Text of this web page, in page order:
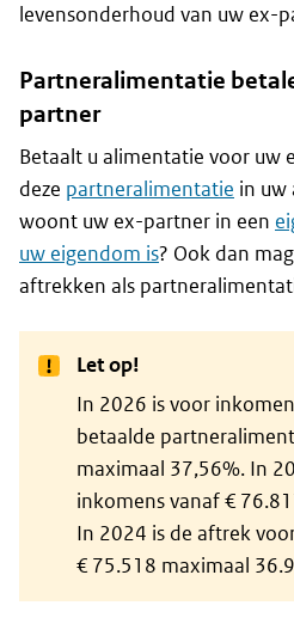
levensonderhoud van uw ex-
Partneralimentatie
partner
Betaalt u alimentatie voor uw
deze partneralimentatie in uw
woont uw ex-partner in een
uw eigendom is? Ook dan
aftrekken als
Let op!
In 2026 is voor
betaalde
maximaal 37,56%. In
inkomens vanaf €
In 2024 is de aftrek
€ 75.518 maximaal